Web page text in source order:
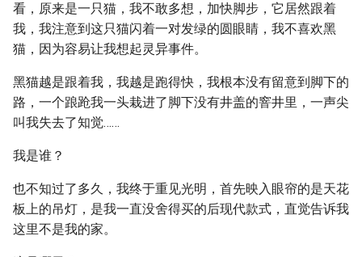
看，原来是一只猫，我不敢多想，加快脚步，它居然跟着
我，我注意到这只猫闪着一对发绿的圆眼睛，我不喜欢黑
猫，因为容易让我想起灵异事件。
黑猫越是跟着我，我越是跑得快，我根本没有留意到脚下的
路，一个踉跄我一头栽进了脚下没有井盖的窨井里，一声尖
叫我失去了知觉……
我是谁？
也不知过了多久，我终于重见光明，首先映入眼帘的是天花
板上的吊灯，是我一直没舍得买的后现代款式，直觉告诉我
这里不是我的家。